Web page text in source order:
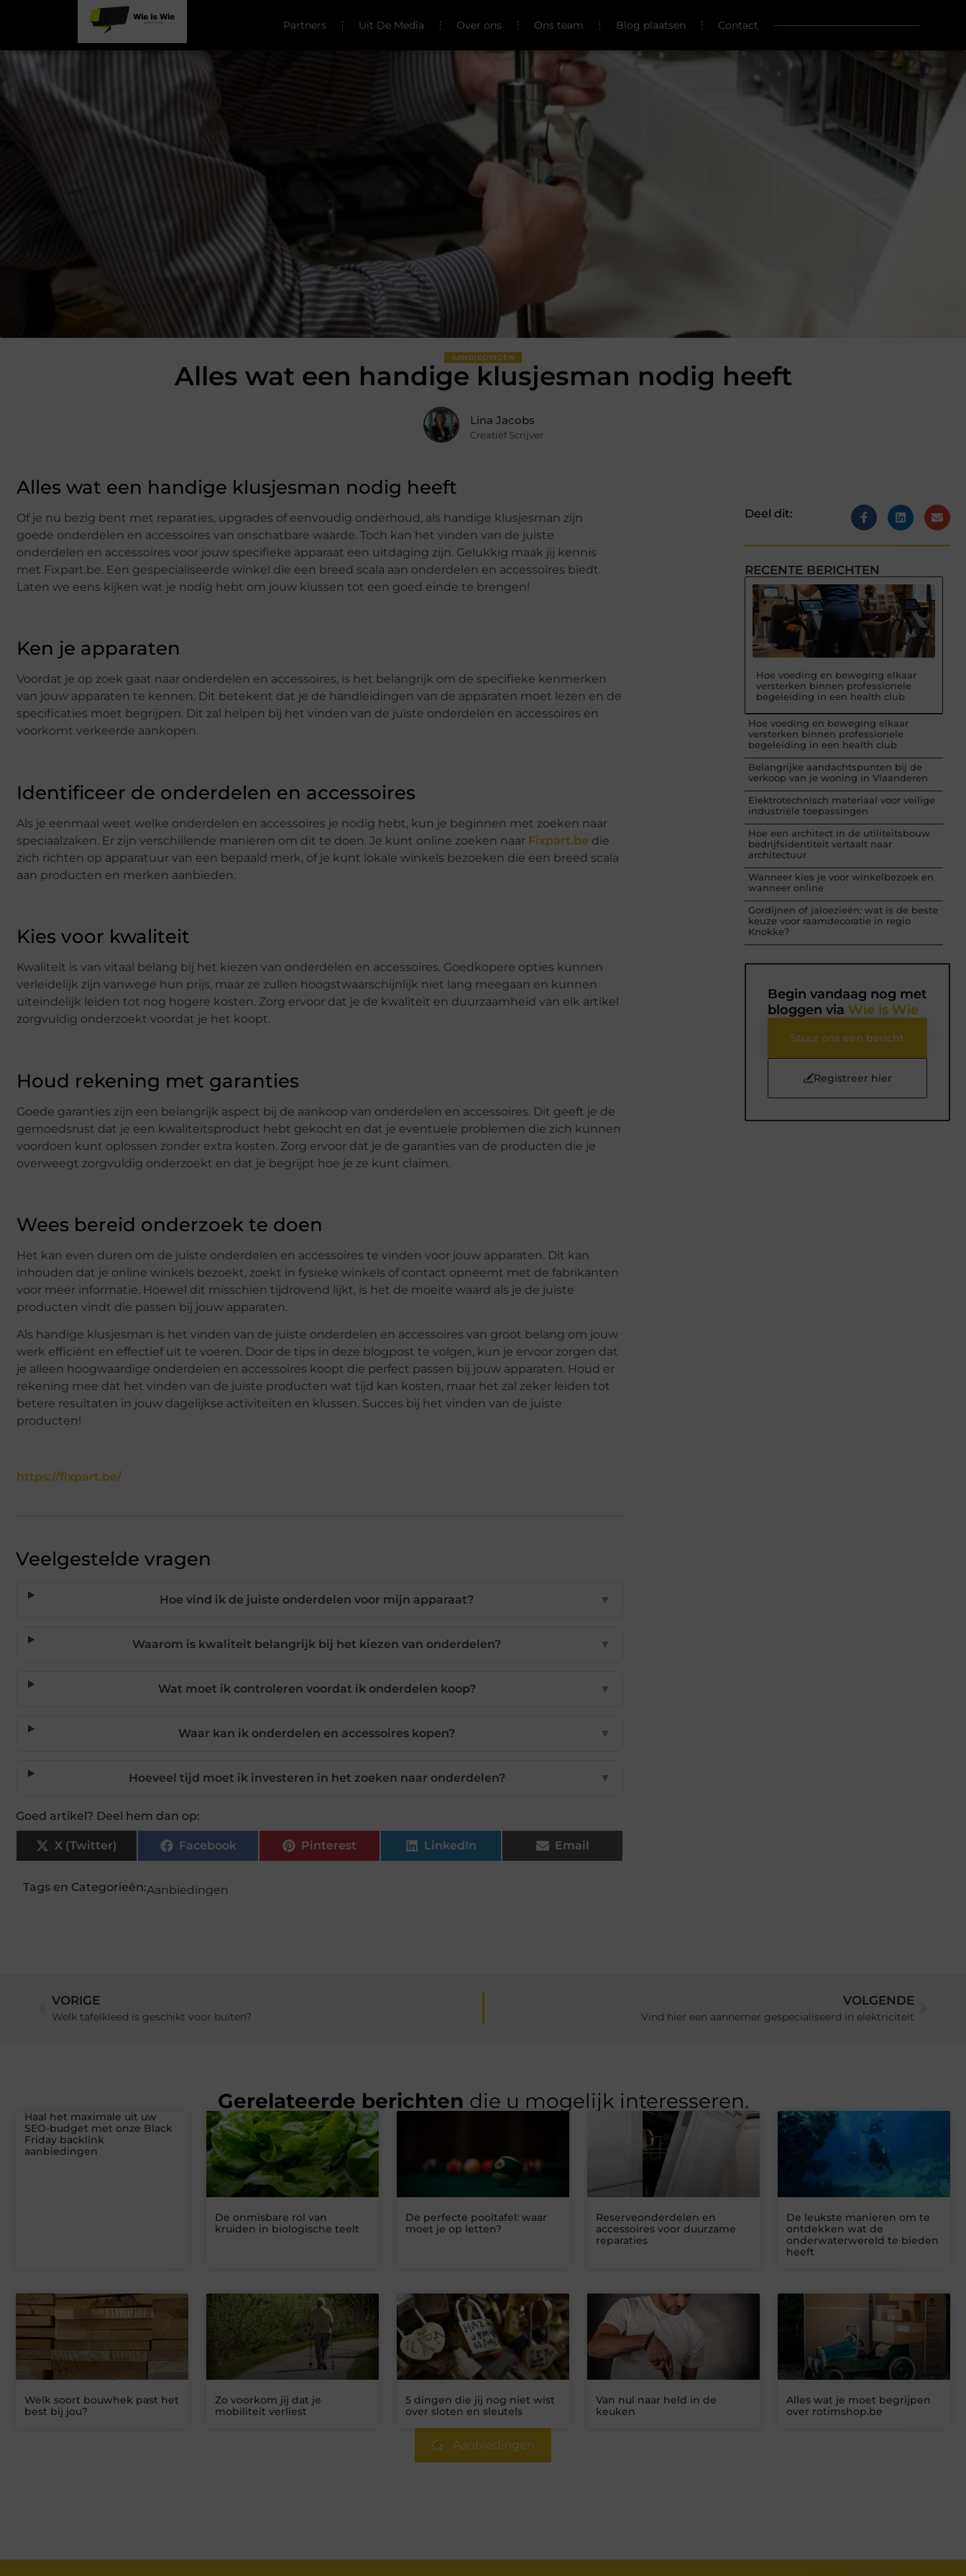
Partners Uit De Media Over ons Ons team Blog plaatsen Contact
AANBIEDINGEN
Alles wat een handige klusjesman nodig heeft
Lina Jacobs
Creatief Scrijver
Alles wat een handige klusjesman nodig heeft
Of je nu bezig bent met reparaties, upgrades of eenvoudig onderhoud, als handige klusjesman zijn
goede onderdelen en accessoires van onschatbare waarde. Toch kan het vinden van de juiste
onderdelen en accessoires voor jouw specifieke apparaat een uitdaging zijn. Gelukkig maak jij kennis
met Fixpart.be. Een gespecialiseerde winkel die een breed scala aan onderdelen en accessoires biedt.
Laten we eens kijken wat je nodig hebt om jouw klussen tot een goed einde te brengen!
Ken je apparaten
Voordat je op zoek gaat naar onderdelen en accessoires, is het belangrijk om de specifieke kenmerken
van jouw apparaten te kennen. Dit betekent dat je de handleidingen van de apparaten moet lezen en de
specificaties moet begrijpen. Dit zal helpen bij het vinden van de juiste onderdelen en accessoires en
voorkomt verkeerde aankopen.
Identificeer de onderdelen en accessoires
Als je eenmaal weet welke onderdelen en accessoires je nodig hebt, kun je beginnen met zoeken naar
speciaalzaken. Er zijn verschillende manieren om dit te doen. Je kunt online zoeken naar Fixpart.be die
zich richten op apparatuur van een bepaald merk, of je kunt lokale winkels bezoeken die een breed scala
aan producten en merken aanbieden.
Kies voor kwaliteit
Kwaliteit is van vitaal belang bij het kiezen van onderdelen en accessoires. Goedkopere opties kunnen
verleidelijk zijn vanwege hun prijs, maar ze zullen hoogstwaarschijnlijk niet lang meegaan en kunnen
uiteindelijk leiden tot nog hogere kosten. Zorg ervoor dat je de kwaliteit en duurzaamheid van elk artikel
zorgvuldig onderzoekt voordat je het koopt.
Houd rekening met garanties
Goede garanties zijn een belangrijk aspect bij de aankoop van onderdelen en accessoires. Dit geeft je de
gemoedsrust dat je een kwaliteitsproduct hebt gekocht en dat je eventuele problemen die zich kunnen
voordoen kunt oplossen zonder extra kosten. Zorg ervoor dat je de garanties van de producten die je
overweegt zorgvuldig onderzoekt en dat je begrijpt hoe je ze kunt claimen.
Wees bereid onderzoek te doen
Het kan even duren om de juiste onderdelen en accessoires te vinden voor jouw apparaten. Dit kan
inhouden dat je online winkels bezoekt, zoekt in fysieke winkels of contact opneemt met de fabrikanten
voor meer informatie. Hoewel dit misschien tijdrovend lijkt, is het de moeite waard als je de juiste
producten vindt die passen bij jouw apparaten.
Als handige klusjesman is het vinden van de juiste onderdelen en accessoires van groot belang om jouw
werk efficiënt en effectief uit te voeren. Door de tips in deze blogpost te volgen, kun je ervoor zorgen dat
je alleen hoogwaardige onderdelen en accessoires koopt die perfect passen bij jouw apparaten. Houd er
rekening mee dat het vinden van de juiste producten wat tijd kan kosten, maar het zal zeker leiden tot
betere resultaten in jouw dagelijkse activiteiten en klussen. Succes bij het vinden van de juiste
producten!
https://fixpart.be/
Veelgestelde vragen
Hoe vind ik de juiste onderdelen voor mijn apparaat? ▼
Waarom is kwaliteit belangrijk bij het kiezen van onderdelen? ▼
Wat moet ik controleren voordat ik onderdelen koop? ▼
Waar kan ik onderdelen en accessoires kopen? ▼
Hoeveel tijd moet ik investeren in het zoeken naar onderdelen? ▼
Goed artikel? Deel hem dan op:
X (Twitter) Facebook Pinterest LinkedIn Email
Tags en Categorieën:Aanbiedingen
Deel dit:
RECENTE BERICHTEN
Hoe voeding en beweging elkaar
versterken binnen professionele
begeleiding in een health club
Hoe voeding en beweging elkaar
versterken binnen professionele
begeleiding in een health club
Belangrijke aandachtspunten bij de
verkoop van je woning in Vlaanderen
Elektrotechnisch materiaal voor veilige
industriële toepassingen
Hoe een architect in de utiliteitsbouw
bedrijfsidentiteit vertaalt naar
architectuur
Wanneer kies je voor winkelbezoek en
wanneer online
Gordijnen of jaloezieën: wat is de beste
keuze voor raamdecoratie in regio
Knokke?
Begin vandaag nog met
bloggen via Wie is Wie
Stuur ons een bericht
Registreer hier
VORIGE
Welk tafelkleed is geschikt voor buiten?
VOLGENDE
Vind hier een aannemer gespecialiseerd in elektriciteit
Gerelateerde berichten die u mogelijk interesseren.
Haal het maximale uit uw
SEO-budget met onze Black
Friday backlink
aanbiedingen
De onmisbare rol van
kruiden in biologische teelt
De perfecte pooltafel: waar
moet je op letten?
Reserveonderdelen en
accessoires voor duurzame
reparaties
De leukste manieren om te
ontdekken wat de
onderwaterwereld te bieden
heeft
Welk soort bouwhek past het
best bij jou?
Zo voorkom jij dat je
mobiliteit verliest
5 dingen die jij nog niet wist
over sloten en sleutels
Van nul naar held in de
keuken
Alles wat je moet begrijpen
over rotimshop.be
Aanbiedingen